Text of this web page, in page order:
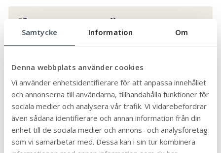
Samtycke Information Om
Denna webbplats använder cookies
Vi använder enhetsidentifierare för att anpassa innehållet
och annonserna till användarna, tillhandahålla funktioner för
sociala medier och analysera vår trafik. Vi vidarebefordrar
även sådana identifierare och annan information från din
enhet till de sociala medier och annons- och analysföretag
som vi samarbetar med. Dessa kan i sin tur kombinera
KLT- Serviceresor
KLT- Färdtjänst
Sjukresa
En sjukresa gör du som reser med buss,
servicefordon eller egen bil till en vårdinrättning.